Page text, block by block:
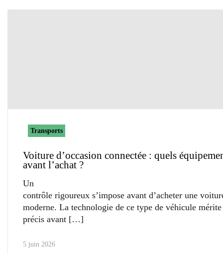
Transports
Voiture d’occasion connectée : quels
avant l’achat ?
Un
contrôle rigoureux s’impose avant d’acheter une
moderne. La technologie de ce type de véhicule
précis avant
5 juin 2026